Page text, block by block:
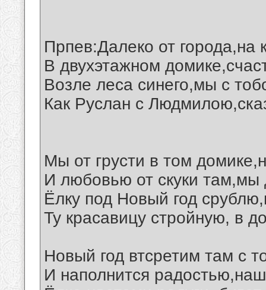
Прпев:Далеко от города,на
В двухэтажном
Возле леса синего,мы с
Как Руслан с
Мы от грусти в том
И любовью от скуки там,мы
Ёлку под Новый год
Ту красавицу стройную, в
Новый год втсретим там с
И наполнится